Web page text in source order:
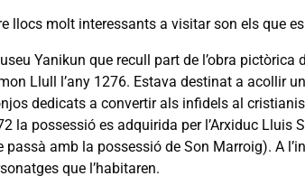
llocs molt interessants a visitar son els que
Yanikun que recull part de l’obra
Llull l’any 1276. Estava destinat a acollir
dedicats a convertir als infidels al
la possessió es adquirida per l’Arxiduc Lluis
passà amb la possessió de Son Marroig). A
que l’habitaren.